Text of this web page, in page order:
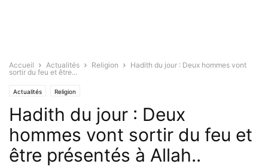
Accueil Actualités Religion
Hadith du jour : Deux hommes vont
sortir du feu et être...
Actualités Religion
Hadith du jour : Deux
hommes vont sortir du feu et
être présentés à Allah..